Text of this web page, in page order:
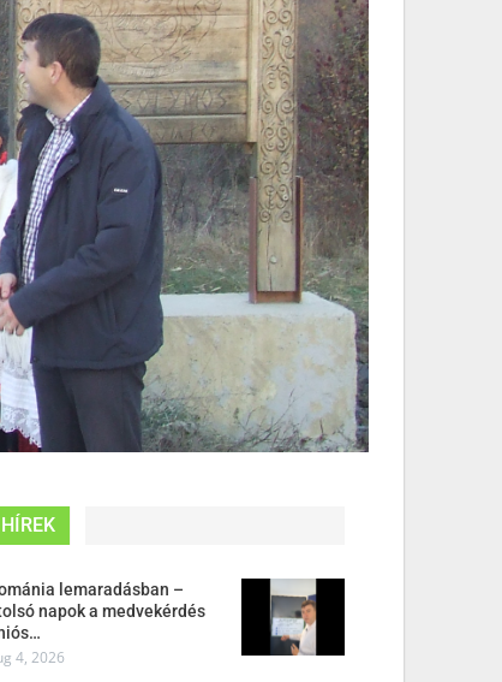
HÍREK
lemaradásban –
napok a medvekérdés
4, 2026